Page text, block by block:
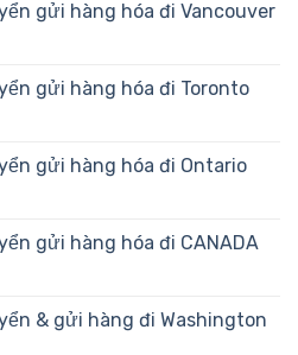
gửi hàng hóa đi Vancouver
gửi hàng hóa đi Toronto
gửi hàng hóa đi Ontario
gửi hàng hóa đi CANADA
& gửi hàng đi Washington